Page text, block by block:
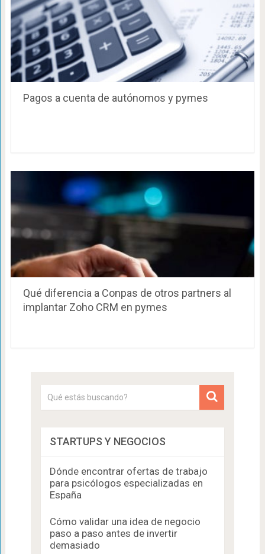
Pagos a cuenta de autónomos y pymes
Qué diferencia a Conpas de otros partners al
implantar Zoho CRM en pymes
STARTUPS Y NEGOCIOS
Dónde encontrar ofertas de trabajo
para psicólogos especializadas en
España
Cómo validar una idea de negocio
paso a paso antes de invertir
demasiado